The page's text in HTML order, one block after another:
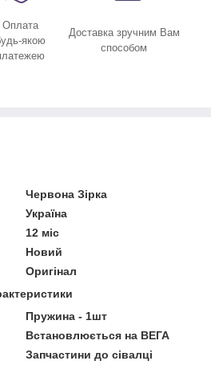
Оплата
якою
Доставка зручним Вам
способом
Червона Зірка
Україна
12 міс
Новий
Оригінал
Пружина - 1шт
Встановлюється на ВЕГА
Запчастини до сівалці